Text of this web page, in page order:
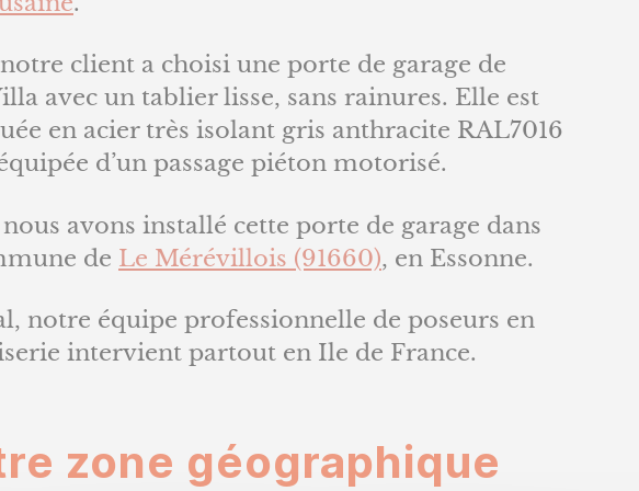
client a choisi une porte de garage de
avec un tablier lisse, sans rainures. Elle est
en acier très isolant gris anthracite RAL7016
d’un passage piéton motorisé.
avons installé cette porte de garage dans
de Le Mérévillois (91660), en Essonne.
notre équipe professionnelle de poseurs en
intervient partout en Ile de France.
zone géographique